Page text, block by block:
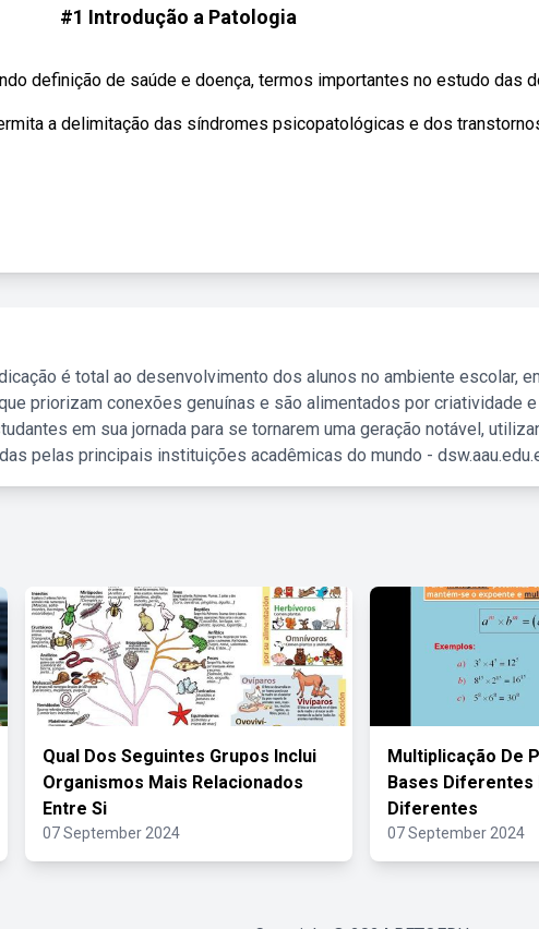
#1 Introdução a Patologia
definição de saúde e doença, termos importantes no estudo das
a delimitação das síndromes psicopatológicas e dos
é total ao desenvolvimento dos alunos no ambiente escolar,
priorizam conexões genuínas e são alimentados por criatividade e
em sua jornada para se tornarem uma geração notável,
pelas principais instituições acadêmicas do mundo -
Qual Dos Seguintes Grupos Inclui
Organismos Mais Relacionados
Entre Si
07 September 2024
Multiplicação De
Bases Diferentes
Diferentes
07 September 2024